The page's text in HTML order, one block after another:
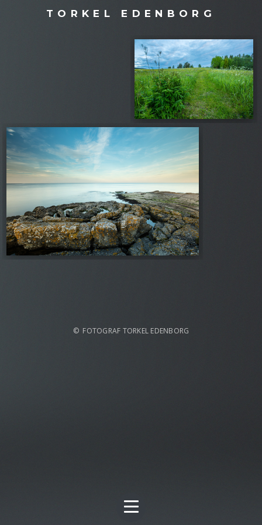
TORKEL EDENBORG
© FOTOGRAF TORKEL EDENBORG